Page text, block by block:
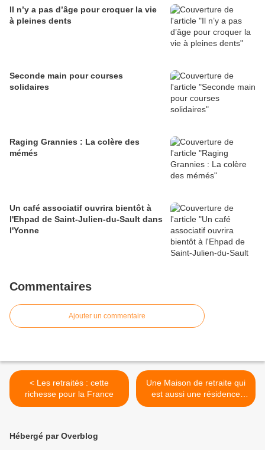
Il n’y a pas d’âge pour croquer la vie
à pleines dents
Seconde main pour courses
solidaires
Raging Grannies : La colère des
mémés
Un café associatif ouvrira bientôt à
l'Ehpad de Saint-Julien-du-Sault dans
l'Yonne
Commentaires
Ajouter un commentaire
< Les retraités : cette
richesse pour la France
Une Maison de retraite qui
est aussi une résidence
universitaire - The Nursing
Hébergé par Overblog